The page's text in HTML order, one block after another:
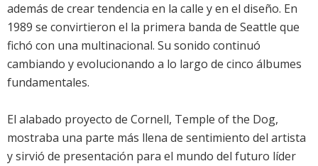
además de crear tendencia en la calle y en el diseño. En
1989 se convirtieron el la primera banda de Seattle que
fichó con una multinacional. Su sonido continuó
cambiando y evolucionando a lo largo de cinco álbumes
fundamentales.
El alabado proyecto de Cornell, Temple of the Dog,
mostraba una parte más llena de sentimiento del artista
y sirvió de presentación para el mundo del futuro líder